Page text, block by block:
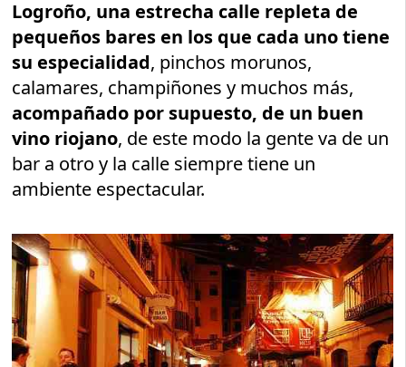
Logroño, una estrecha calle repleta de
pequeños bares en los que cada uno tiene
su especialidad, pinchos morunos,
calamares, champiñones y muchos más,
acompañado por supuesto, de un buen
vino riojano, de este modo la gente va de un
bar a otro y la calle siempre tiene un
ambiente espectacular.